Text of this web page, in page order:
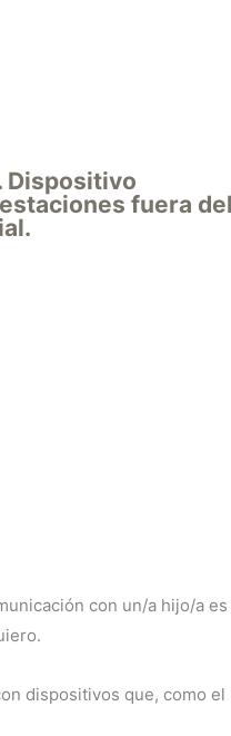
Dispositivo
fuera del
con un/a hijo/a es
dispositivos que, como el